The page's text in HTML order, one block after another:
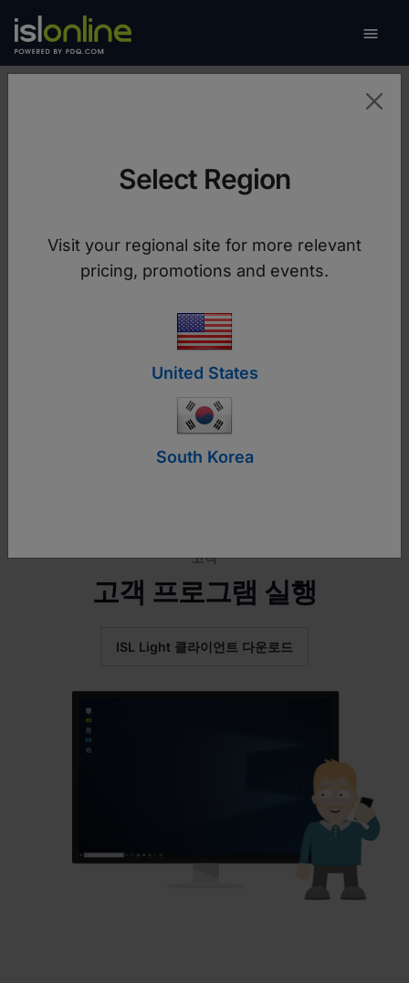
탐색하

상담원 프로그램 실행
고객
고객 프로그램 실행
ISL Light 클라이언트 다운로드
Select Region
Visit your regional site for more relevant
pricing, promotions and events.
United States
South Korea